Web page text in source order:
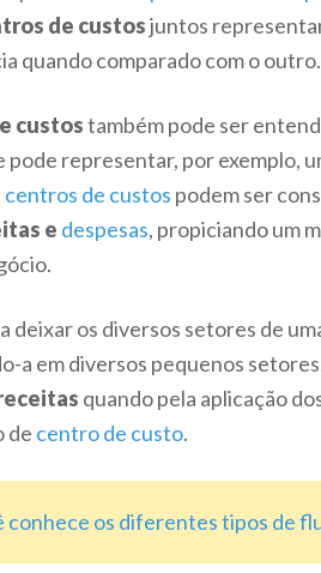
de custosjuntos
quando comparado com o outro.
custostambém pode ser
pode representar, por exemplo,
centros de custos podem ser
e despesas, propiciando um
deixar os diversos setores de
a em diversos pequenos
quando pela aplicação
de centro de custo.
conhece os diferentes tipos de